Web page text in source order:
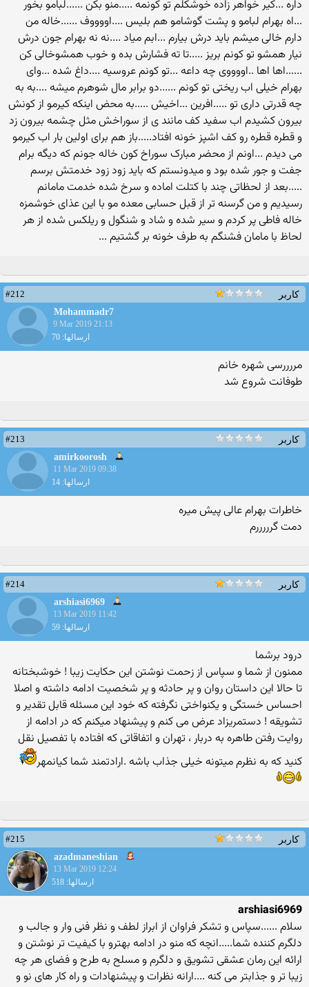
کاربر
#212
Mohammadr7
9 Mar 2019 21:13
ارسالها: 70
مررررسی شهره خانم
طوفانت شروع شد
کاربر
#213
amirkoorosh
11 Mar 2019 09:38
ارسالها: 14
خاطرات بهرام عالی پیش میره
دمت گرررررم
کاربر
#214
arshiasi6969
13 Mar 2019 11:42
ارسالها: 59
درود برشما
ممنون از شما و سپاس از زحمت نوشتن این حکایت زیبا ! خوشبختانه
تا حالا این داستان روان و پر حادثه و پر شخصیت ادامه داشته و اصلا
احساس خستگی و یکنواختی نگرفته که خود این مسئله قابل تقدیر و
تشویقه ! دستمریزاد عرض می کنم و پیشنهاد میکنم که در ادامه از
روایت رفتن طاهره به دربار ، تهران و اتفاقاتی که افتاده با تفصیل نقل
کنید که به نظرم میتونه خیلی جذاب باشه .ارادتمند شما کیانمهر
کاربر
#215
azadmaneshian
13 Mar 2019 12:24
ارسالها: 518
arshiasi6969
سلام ......سپاس و تشکر فراوان از ابراز لطف و نظر فنی وار و جالب و
دلگرم کننده شما.....انچه که منو در ادامه بهترو با کیفیت تر نوشتن و
ارائه این رمان عشقی تشویق و دلگرم و مسلح به طرح و فضای هر چه
زیبا تر و جذابتر می کنه ....ارانه نظرات و پیشنهادات و راه کار های نو و